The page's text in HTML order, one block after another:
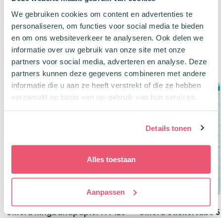
We gebruiken cookies om content en advertenties te
personaliseren, om functies voor social media te bieden
en om ons websiteverkeer te analyseren. Ook delen we
informatie over uw gebruik van onze site met onze
partners voor social media, adverteren en analyse. Deze
partners kunnen deze gegevens combineren met andere
informatie die u aan ze heeft verstrekt of die ze hebben
verzameld op basis van uw gebruik van hun services.
Details tonen
Alles toestaan
Aanpassen
€12,45.€11,20. €5,90.€5,30.
Klanten kochten ook
Buy, Spin & Win 🚙
Oxford Ringbandpapier A4 120
Buy, Spin & Win 🚙
Oxford Stickertabs